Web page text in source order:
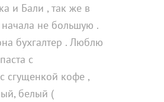
и Бали , так же в
не большую .
бухгалтер . Люблю
с
сгущенкой кофе ,
белый (